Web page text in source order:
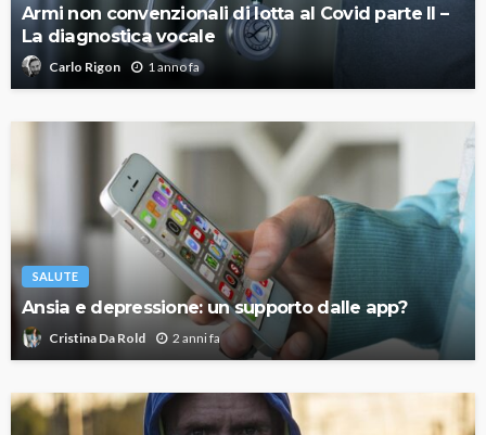
Armi non convenzionali di lotta al Covid parte II –
La diagnostica vocale
Carlo Rigon 1 anno fa
SALUTE
Ansia e depressione: un supporto dalle app?
Cristina Da Rold 2 anni fa